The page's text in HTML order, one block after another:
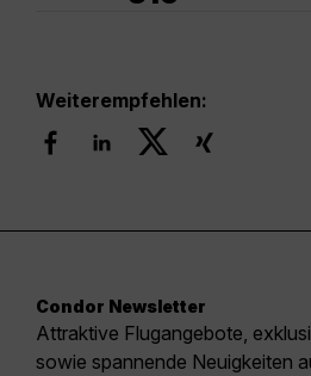
Weiterempfehlen:
Condor Newsletter
Attraktive Flugangebote,
sowie spannende Neuigkeiten